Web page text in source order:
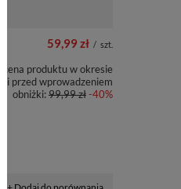
59,99 zł / szt.
cena produktu w okresie
przed wprowadzeniem
obniżki:99,99 zł-40%